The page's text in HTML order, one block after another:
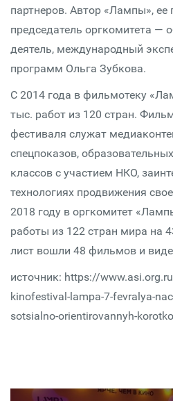
партнеров. Автор «Лампы», ее
председатель оргкомитета —
деятель, международный
программ Ольга Зубкова.
С 2014 года в фильмотеку
тыс. работ из 120 стран.
фестиваля служат
спецпоказов,
классов с участием НКО,
технологиях продвижения
2018 году в оргкомитет
работы из 122 стран мира на
лист вошли 48 фильмов и
источник: https://
kinofestival-lampa-7-fevralya-
sotsialno-orientirovannyh-